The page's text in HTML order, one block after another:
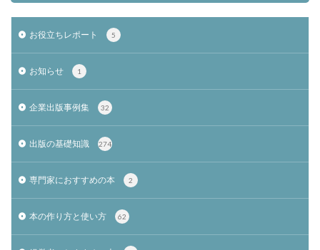
お役立ちレポート 5
お知らせ 1
企業出版事例集 32
出版の基礎知識 274
専門家におすすめの本 2
本の作り方と使い方 62